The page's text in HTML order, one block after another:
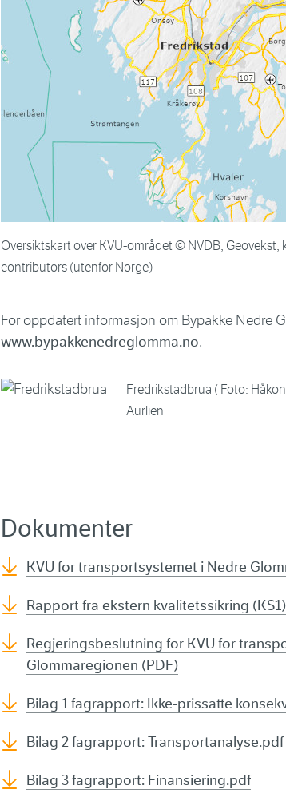
Oversiktskart over KVU-området © NVDB,
contributors (utenfor Norge)
For oppdatert informasjon om Bypakke Nedre
www.bypakkenedreglomma.no.
Fredrikstadbrua ( Foto: Håkon
Aurlien
Dokumenter
KVU for transportsystemet i Nedre
Rapport fra ekstern kvalitetssikring
Regjeringsbeslutning for KVU for
Glommaregionen (PDF)
Bilag 1 fagrapport: Ikke-prissatte
Bilag 2 fagrapport: Transportanalyse.pdf
Bilag 3 fagrapport: Finansiering.pdf